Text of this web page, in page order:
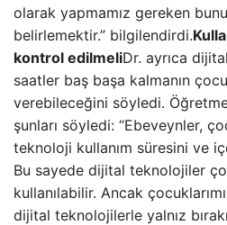
olarak yapmamız gereken
belirlemektir.” bilgilendirdi.
kontrol edilmeliDr. ayrıca
saatler baş başa kalmanın
verebileceğini söyledi.
şunları söyledi: “Ebeveynler,
teknoloji kullanım süresini ve
Bu sayede dijital teknolojiler
kullanılabilir. Ancak
dijital teknolojilerle yalnız